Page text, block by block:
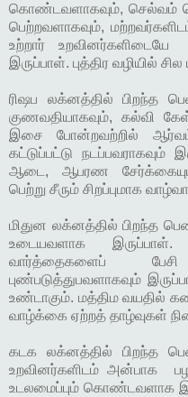
கொண்டவளாகவும், செல்வம்
பெற்றவளாகவும்,
உற்றார்
இருப்பாள். புத்திர
ரிஷப லக்னத்தில் பிறந்த
குணவதியாகவும், கல்வி
இசை போன்றவற்றில்
கட்டுப்பட்டு நடப்பவராகவும்
ஆடை, ஆபரண
பெற்று சீரும் சிறப்புமாக
மிதுன லக்னத்தில் பிறந்த
உடையவளாக இருப்பாள்.
வார்த்தைகளைப்
புண்படுத்துபவளாகவும்
உண்டாகும். மத்திம வயதில்
வாழ்க்கை ஏற்றத் தாழ்வுகள்
கடக லக்னத்தில் பிறந்த
உறவினர்களிடம் அன்பாக
உடலமைப்பும் கொண்டவளாக